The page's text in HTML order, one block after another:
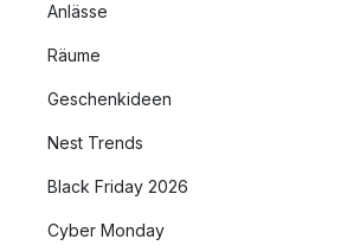
Anlässe
Räume
Geschenkideen
Nest Trends
Black Friday 2026
Cyber Monday